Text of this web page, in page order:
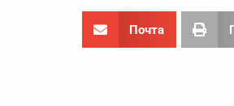
Почта